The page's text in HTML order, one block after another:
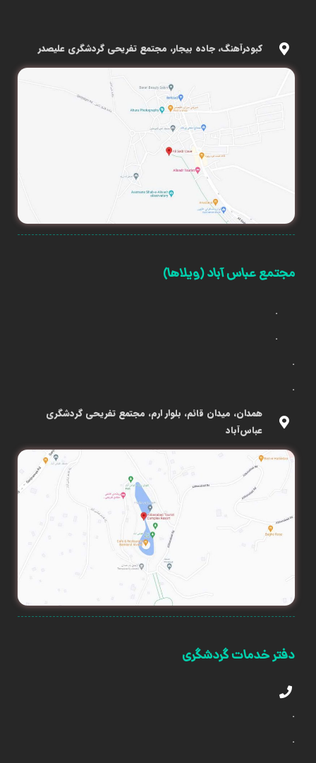
کبودرآهنگ، جاده بیجار، مجتمع تفریحی گردشگری علیصدر
مجتمع عباس آباد (ویلاها)
.
.
.
.
همدان، میدان قائم، بلوار ارم، مجتمع تفریحی گردشگری
عباس‌آباد
دفتر خدمات گردشگری
.
.